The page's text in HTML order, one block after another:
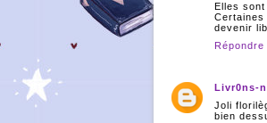
Elles
devenir
Répondre
Livr0ns-
Joli
bien